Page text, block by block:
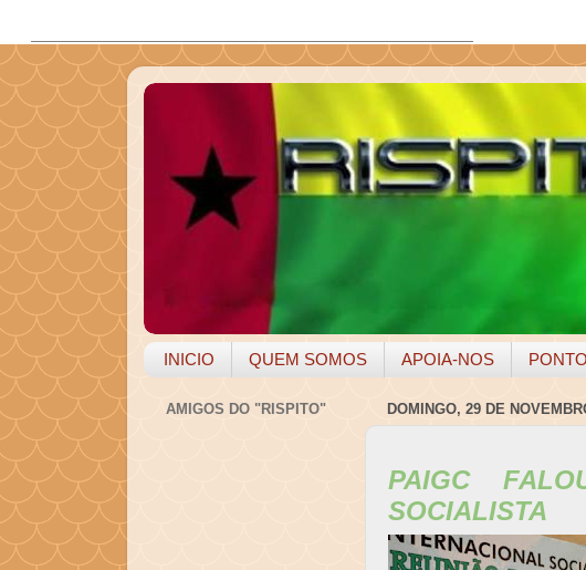
INICIO QUEM SOMOS APOIA-NOS
DOMINGO, 29 DE
PAIGC
SOCIALISTA
AMIGOS DO "RISPITO"